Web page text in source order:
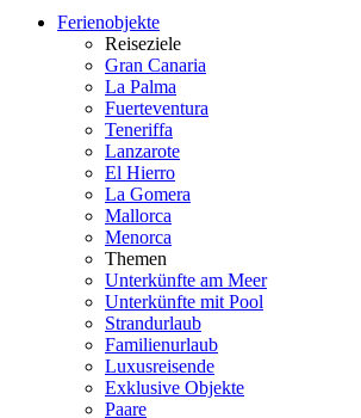
Ferienobjekte
Reiseziele
Gran Canaria
La Palma
Fuerteventura
Teneriffa
Lanzarote
El Hierro
La Gomera
Mallorca
Menorca
Themen
Unterkünfte am Meer
Unterkünfte mit Pool
Strandurlaub
Familienurlaub
Luxusreisende
Exklusive Objekte
Paare